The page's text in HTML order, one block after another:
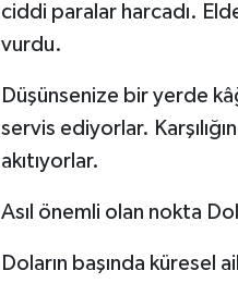
ciddi paralar harcadı.
vurdu.
Düşünsenize bir yerde
servis ediyorlar.
akıtıyorlar.
Asıl önemli olan nokta
Doların başında küresel